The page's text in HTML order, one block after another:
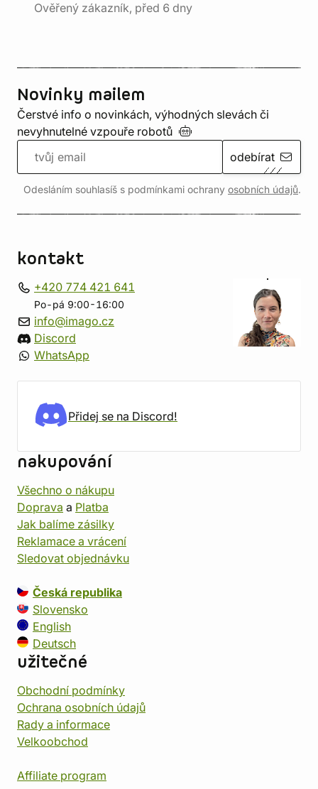
Ověřený zákazník, před 6 dny
Novinky mailem
Čerstvé info o novinkách, výhodných slevách či
nevyhnutelné vzpouře robotů
odebírat
Odesláním souhlasíš s podmínkami ochrany osobních údajů.
kontakt
+420 774 421 641
Po-pá 9:00-16:00
info@imago.cz
Discord
WhatsApp
Přidej se na Discord!
nakupování
Všechno o nákupu
Doprava a Platba
Jak balíme zásilky
Reklamace a vrácení
Sledovat objednávku
Česká republika
Slovensko
English
Deutsch
užitečné
Obchodní podmínky
Ochrana osobních údajů
Rady a informace
Velkoobchod
Affiliate program